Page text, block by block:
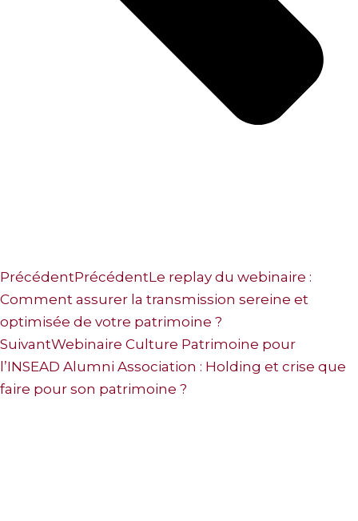
PrécédentPrécédentLe replay du webinaire :
Comment assurer la transmission sereine et
optimisée de votre patrimoine ?
SuivantWebinaire Culture Patrimoine pour
l’INSEAD Alumni Association : Holding et crise que
faire pour son patrimoine ?